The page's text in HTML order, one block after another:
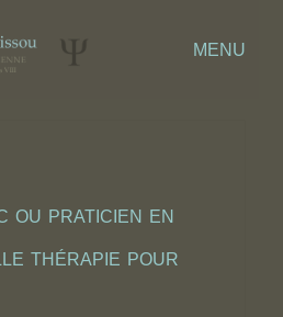
MENU
ou praticien en
thérapie pour